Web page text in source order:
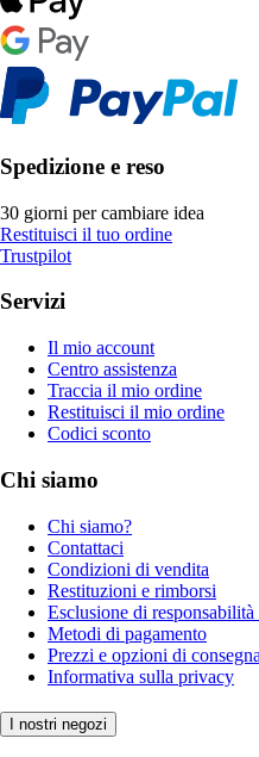
Spedizione e reso
30 giorni per cambiare idea
Restituisci il tuo ordine
Trustpilot
Servizi
Il mio account
Centro assistenza
Traccia il mio ordine
Restituisci il mio ordine
Codici sconto
Chi siamo
Chi siamo?
Contattaci
Condizioni di vendita
Restituzioni e rimborsi
Esclusione di responsabilità
Metodi di pagamento
Prezzi e opzioni di consegna
Informativa sulla privacy
I nostri negozi